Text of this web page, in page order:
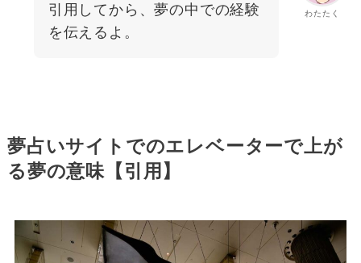
わたたく
引用してから、夢の中での経験
を伝えるよ。
夢占いサイトでのエレベーターで上が
る夢の意味【引用】